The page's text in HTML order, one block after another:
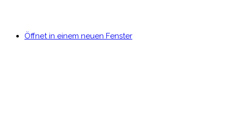
Öffnet in einem neuen Fenster